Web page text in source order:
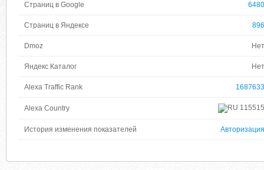
Страниц в Google 6480
Страниц в Яндексе 896
Dmoz Нет
Яндекс Каталог Нет
Alexa Traffic Rank 1687633
Alexa Country 115515
История изменения показателей Авторизация